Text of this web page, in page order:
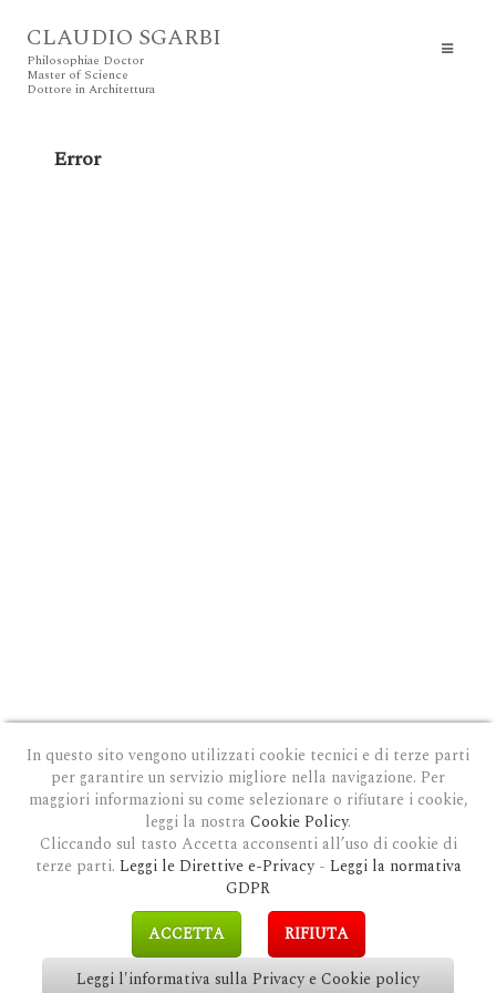
CLAUDIO SGARBI
Philosophiae Doctor
Master of Science
Dottore in Architettura
Error
PRIVACY E COOKIE POLICY | COOKIE POLICY|CONDIZIONI GENERALI D'USO|GDPR
| GDPR RICHIESTA CANCELLAZIONE
COPYRIGHT © 2018 CLAUDIOSGARBI.COM - TUTTI I DIRITTI RISERVATI.
SITE BYGUALDI PROMOTION&LP-STUDIO
In questo sito vengono utilizzati cookie tecnici e di terze parti
per garantire un servizio migliore nella navigazione. Per
maggiori informazioni su come selezionare o rifiutare i cookie,
leggi la nostra Cookie Policy.
Cliccando sul tasto Accetta acconsenti all’uso di cookie di
terze parti. Leggi le Direttive e-Privacy- Leggi la normativa
GDPR
ACCETTA
RIFIUTA
Leggi l'informativa sulla Privacy e Cookie policy